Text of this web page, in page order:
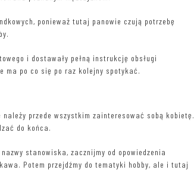
ponieważ tutaj panowie czują potrzebę
i dostawały pełną instrukcję obsługi
ma po co się po raz kolejny spotykać.
przede wszystkim zainteresować sobą kobietę.
do końca.
stanowiska, zacznijmy od opowiedzenia
Potem przejdźmy do tematyki hobby, ale i tutaj